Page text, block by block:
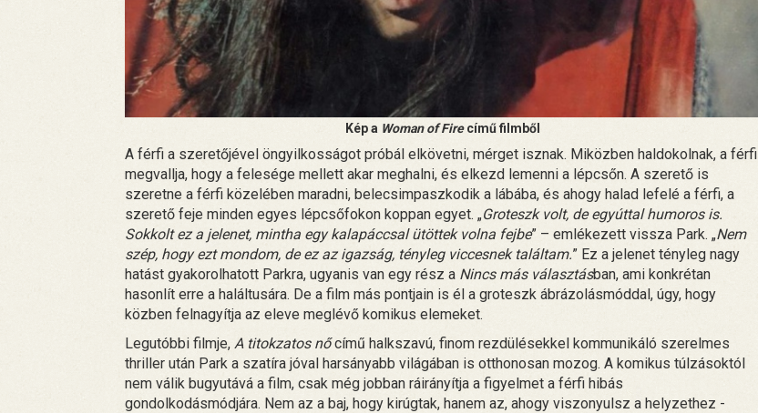
Kép a Woman of Firecímű filmből
A férfi a szeretőjével öngyilkosságot próbál elkövetni, mérget isznak. Miközben haldokolnak, a férfi
megvallja, hogy a felesége mellett akar meghalni, és elkezd lemenni a lépcsőn. A szerető is
szeretne a férfi közelében maradni, belecsimpaszkodik a lábába, és ahogy halad lefelé a férfi, a
szerető feje minden egyes lépcsőfokon koppan egyet. „Groteszk volt, de egyúttal humoros is.
Sokkolt ez a jelenet, mintha egy kalapáccsal ütöttek volna fejbe” – emlékezett vissza Park. „Nem
szép, hogy ezt mondom, de ez az igazság, tényleg viccesnek találtam.” Ez a jelenet tényleg nagy
hatást gyakorolhatott Parkra, ugyanis van egy rész a Nincs más választásban, ami konkrétan
hasonlít erre a haláltusára. De a film más pontjain is él a groteszk ábrázolásmóddal, úgy, hogy
közben felnagyítja az eleve meglévő komikus elemeket.
Legutóbbi filmje, A titokzatos nőcímű halkszavú, finom rezdülésekkel kommunikáló szerelmes
thriller után Park a szatíra jóval harsányabb világában is otthonosan mozog. A komikus túlzásoktól
nem válik bugyutává a film, csak még jobban ráirányítja a figyelmet a férfi hibás
gondolkodásmódjára. Nem az a baj, hogy kirúgtak, hanem az, ahogy viszonyulsz a helyzethez -